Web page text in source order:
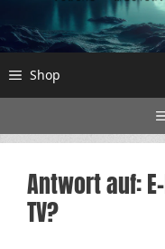
Shop
Antwort auf:
TV?